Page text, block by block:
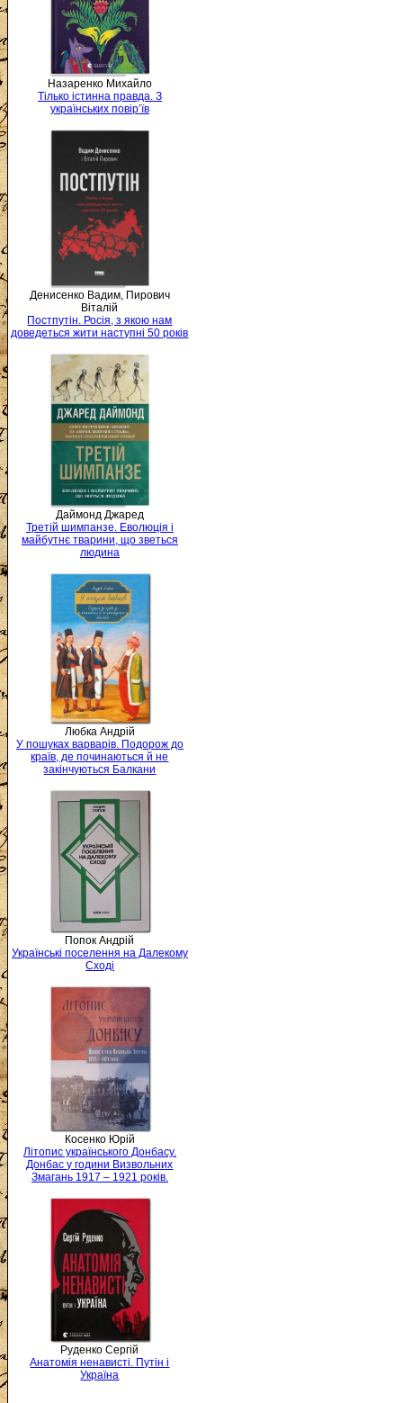
Назаренко Михайло
Тілько істинна правда. З
українських повір’їв
Денисенко Вадим, Пирович
Віталій
Постпутін. Росія, з якою нам
доведеться жити наступні 50 років
Даймонд Джаред
Третій шимпанзе. Еволюція і
майбутнє тварини, що зветься
людина
Любка Андрій
У пошуках варварів. Подорож до
країв, де починаються й не
закінчуються Балкани
Попок Андрій
Українські поселення на Далекому
Сході
Косенко Юрій
Літопис українського Донбасу.
Донбас у години Визвольних
Змагань 1917 – 1921 років.
Руденко Сергій
Анатомія ненависті. Путін і
Україна